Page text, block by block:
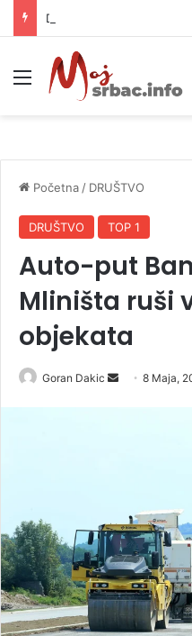
Meni
Početna / DRUŠTVO
DRUŠTVO TOP 1
Auto-put
Mliništa ruši
objekata
Goran Dakic
m
a
i
l
8 Maja,